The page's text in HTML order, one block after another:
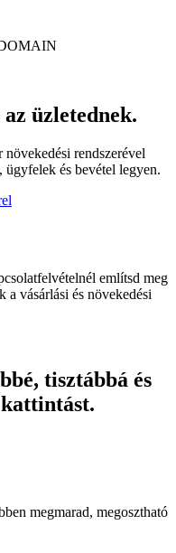
üzletednek.
rendszerével
és bevétel legyen.
említsd meg
a vásárlási és növekedési
tisztábbá és
kattintást.
megmarad, megosztható